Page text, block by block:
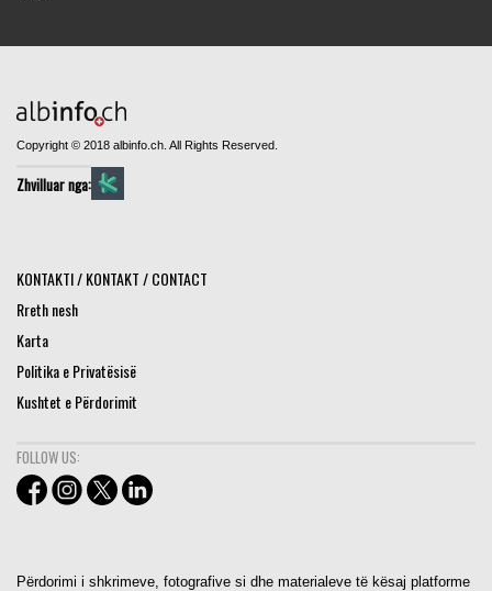
Copyright © 2018 albinfo.ch. All Rights Reserved.
Zhvilluar nga:
KONTAKTI / KONTAKT / CONTACT
Rreth nesh
Karta
Politika e Privatësisë
Kushtet e Përdorimit
FOLLOW US:
Përdorimi i shkrimeve, fotografive si dhe materialeve të kësaj platforme